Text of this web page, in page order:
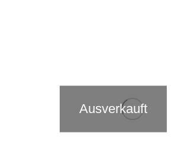
Ausverkauft